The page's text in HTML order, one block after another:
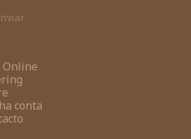
Online
conta